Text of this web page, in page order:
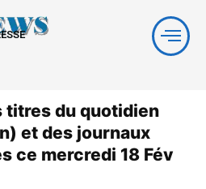
titres du quotidien
et des journaux
ce mercredi 18 Fév